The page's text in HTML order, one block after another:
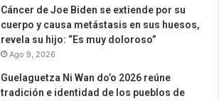
Cáncer de Joe Biden se extiende por su
cuerpo y causa metástasis en sus huesos,
revela su hijo: “Es muy doloroso”
Ago 9, 2026
Guelaguetza Ni Wan do’o 2026 reúne
tradición e identidad de los pueblos de